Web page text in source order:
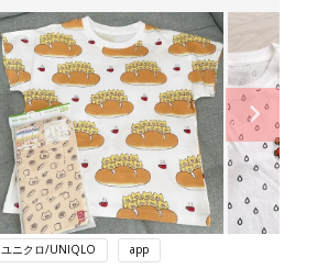
ユニクロ/UNIQLO app